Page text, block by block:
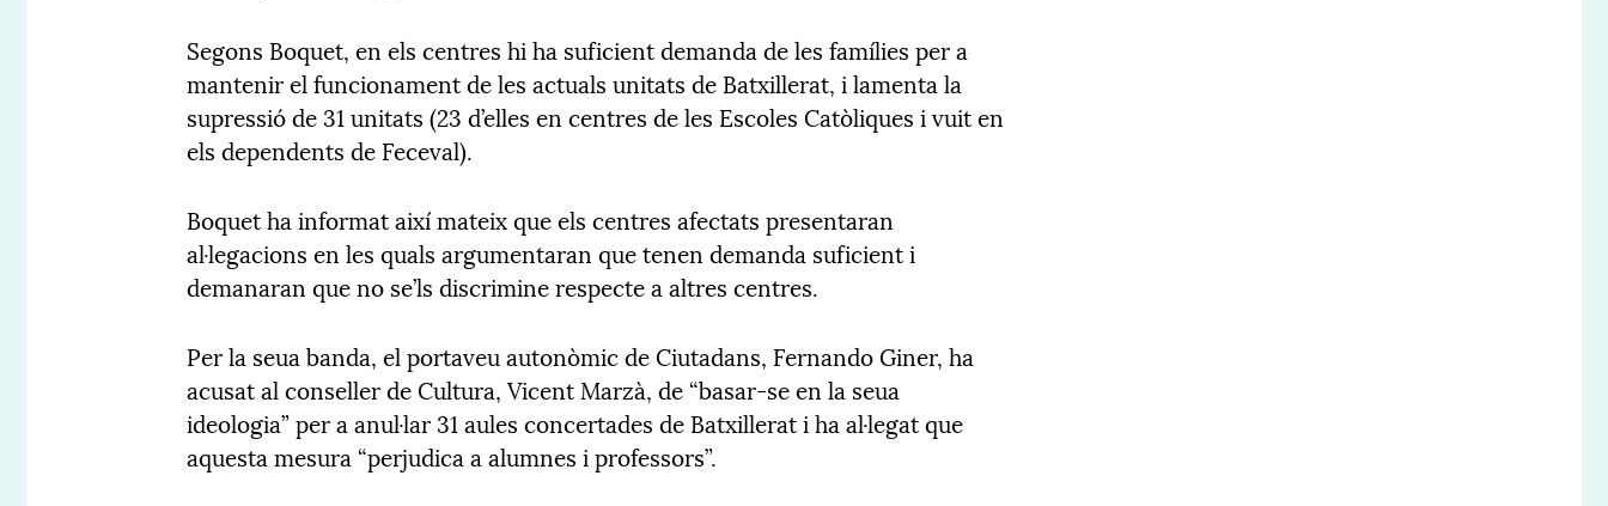
Segons Boquet, en els centres hi ha suficient demanda de les famílies per a
mantenir el funcionament de les actuals unitats de Batxillerat, i lamenta la
supressió de 31 unitats (23 d’elles en centres de les Escoles Catòliques i vuit en
els dependents de Feceval).
Boquet ha informat així mateix que els centres afectats presentaran
al·legacions en les quals argumentaran que tenen demanda suficient i
demanaran que no se’ls discrimine respecte a altres centres.
Per la seua banda, el portaveu autonòmic de Ciutadans, Fernando Giner, ha
acusat al conseller de Cultura, Vicent Marzà, de “basar-se en la seua
ideologia” per a anul·lar 31 aules concertades de Batxillerat i ha al·legat que
aquesta mesura “perjudica a alumnes i professors”.